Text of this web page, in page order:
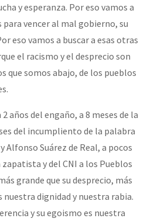
y esperanza. Por eso vamos a
vencer al mal gobierno, su
eso vamos a buscar a esas otras
el racismo y el desprecio son
que somos abajo, de los pueblos
años del engaño, a 8 meses de la
del incumpliento de la palabra
Alfonso Suárez de Real, a pocos
y del CNI a los Pueblos
grande que su desprecio, más
nuestra dignidad y nuestra rabia.
y su egoismo es nuestra